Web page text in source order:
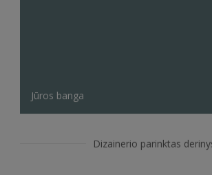
Jūros banga
Dizainerio parinktas